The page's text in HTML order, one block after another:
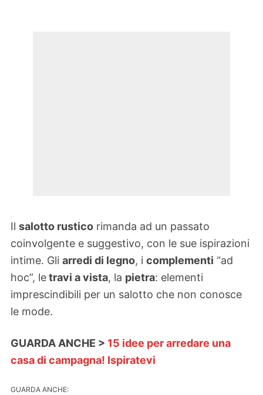
Il salotto rustico rimanda ad un passato
coinvolgente e suggestivo, con le sue ispirazioni
intime. Gli arredi di legno, i complementi “ad
hoc”, letravi a vista, la pietra: elementi
imprescindibili per un salotto che non conosce
le mode.
GUARDA ANCHE > 15 idee per arredare una
casa di campagna! Ispiratevi
GUARDA ANCHE: